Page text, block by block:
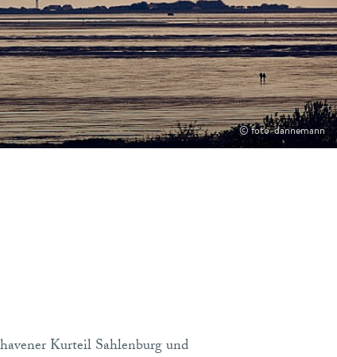
© foto-dannemann
Kurteil Sahlenburg und